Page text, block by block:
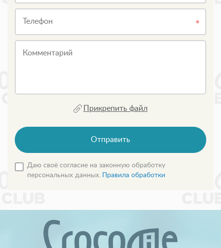
Телефон
Комментарий
Прикрепить файл
Отправить
Даю своё согласие на законную обработку
персональных данных.
Правила обработки